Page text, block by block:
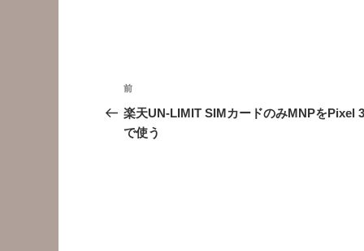
投
稿
ナ
前
の
投
前
楽天UN-LIMIT SIMカードのみMNPをPixel
で使う